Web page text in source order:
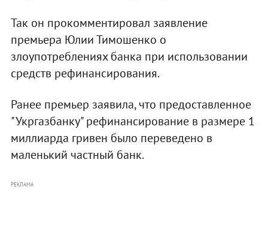
Так он прокомментировал заявление
премьера Юлии Тимошенко о
злоупотреблениях банка при использовании
средств рефинансирования.
Ранее премьер заявила, что предоставленное
"Укргазбанку" рефинансирование в размере 1
миллиарда гривен было переведено в
маленький частный банк.
РЕКЛАМА